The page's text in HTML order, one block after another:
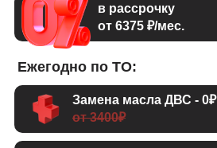
Ежегодно по ТО:
в рассрочку
от 6375 ₽/мес.
Замена масла ДВС - 0₽
от 3400₽